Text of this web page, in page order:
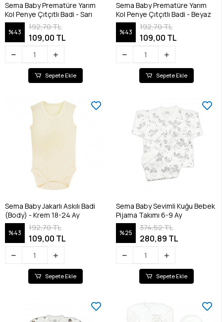
Sema Baby Prematüre Yarım
Kol Penye Çıtçıtlı Badi - Sarı
%43
192,70 TL
109,00 TL
Sepete Ekle
Sema Baby Prematüre Yarım
Kol Penye Çıtçıtlı Badi - Beyaz
%43
192,70 TL
109,00 TL
Sepete Ekle
Sema Baby Jakarlı Askılı Badi
(Body) - Krem 18-24 Ay
%43
192,70 TL
109,00 TL
Sepete Ekle
Sema Baby Sevimli Kuğu Bebek
Pijama Takımı 6-9 Ay
%25
374,52 TL
280,89 TL
Sepete Ekle